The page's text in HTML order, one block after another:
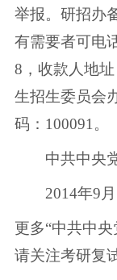
举报。研招办
有需要者可电
8，收款人地
生招生委员会
码：100091。
中共中央党
2014年9月
更多“中共中
请关注考研复